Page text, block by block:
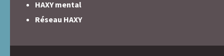
HAXY mental
Réseau HAXY